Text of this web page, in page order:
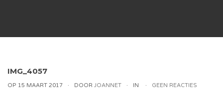
IMG_4057
OP 15 MAART 2017 DOOR JOANNET IN GEEN REACTIES